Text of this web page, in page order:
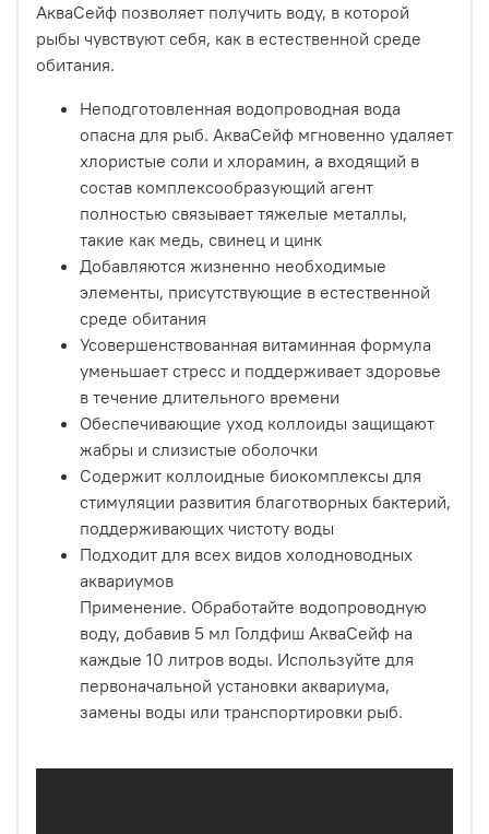
АкваСейф позволяет получить воду, в которой
рыбы чувствуют себя, как в естественной среде
обитания.
Неподготовленная водопроводная вода
опасна для рыб. АкваСейф мгновенно удаляет
хлористые соли и хлорамин, а входящий в
состав комплексообразующий агент
полностью связывает тяжелые металлы,
такие как медь, свинец и цинк
Добавляются жизненно необходимые
элементы, присутствующие в естественной
среде обитания
Усовершенствованная витаминная формула
уменьшает стресс и поддерживает здоровье
в течение длительного времени
Обеспечивающие уход коллоиды защищают
жабры и слизистые оболочки
Содержит коллоидные биокомплексы для
стимуляции развития благотворных бактерий,
поддерживающих чистоту воды
Подходит для всех видов холодноводных
аквариумов
Применение. Обработайте водопроводную
воду, добавив 5 мл Голдфиш АкваСейф на
каждые 10 литров воды. Используйте для
первоначальной установки аквариума,
замены воды или транспортировки рыб.